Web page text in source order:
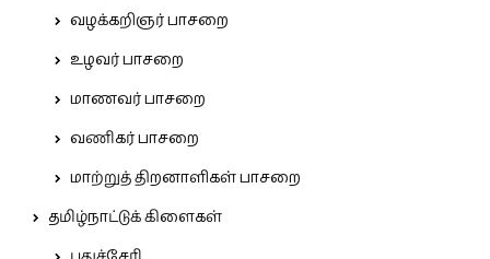
வழக்கறிஞர் பாசறை
உழவர் பாசறை
மாணவர் பாசறை
வணிகர் பாசறை
மாற்றுத் திறனாளிகள் பாசறை
தமிழ்நாட்டுக் கிளைகள்